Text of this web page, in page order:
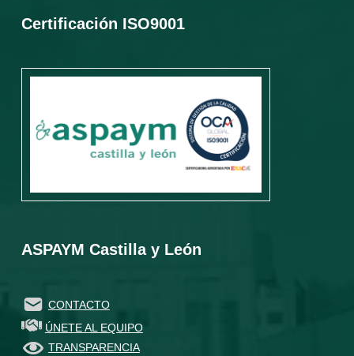
Certificación ISO9001
ASPAYM Castilla y León
CONTACTO
ÚNETE AL EQUIPO
TRANSPARENCIA